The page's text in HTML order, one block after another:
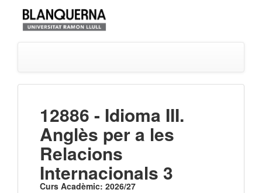
12886 - Idioma III.
Anglès per a les
Relacions
Internacionals 3
Curs Acadèmic: 2026/27